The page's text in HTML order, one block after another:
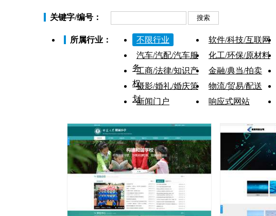
关键字/编号：
所属行业： 不限行业 软件/科技/互联网
汽车/汽配/汽车服
务
化工/环保/原材料
工商/法律/知识产
权
金融/典当/拍卖
摄影/婚礼/婚庆策
划
物流/贸易/配送
新闻门户
响应式网站